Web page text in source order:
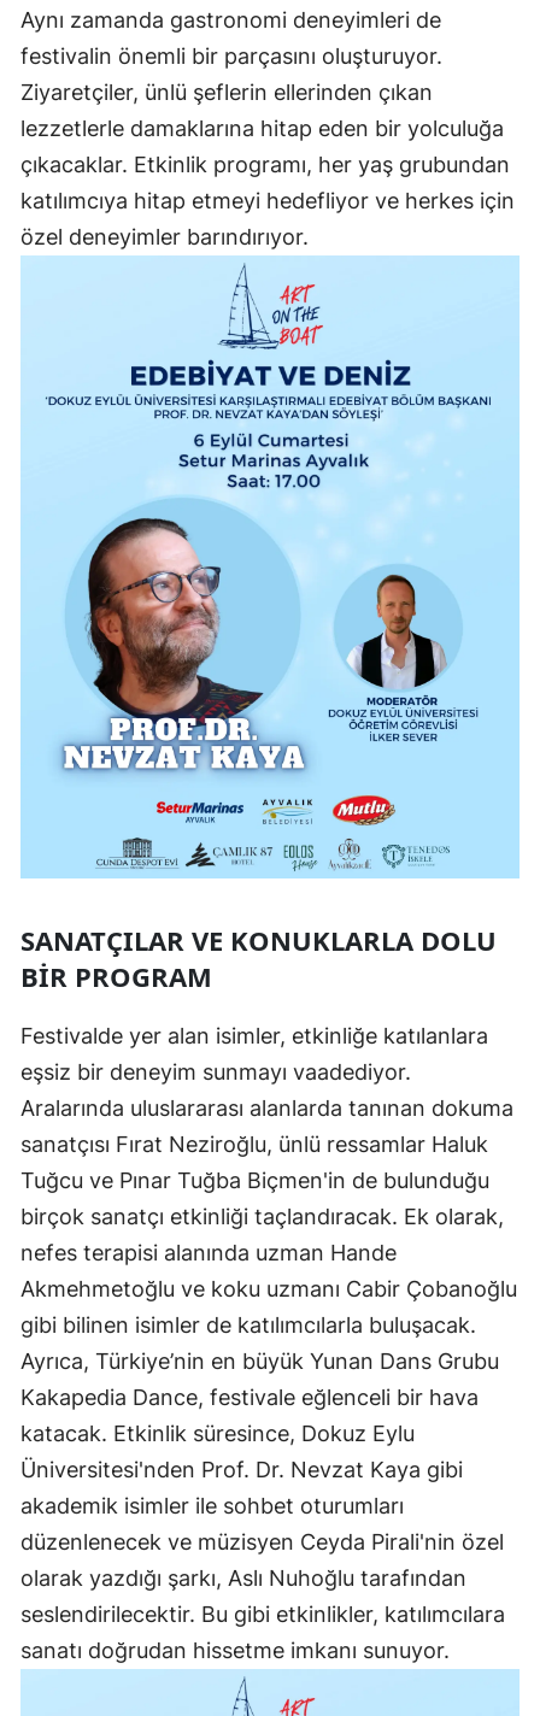
Aynı zamanda gastronomi deneyimleri de
festivalin önemli bir parçasını oluşturuyor.
Ziyaretçiler, ünlü şeflerin ellerinden çıkan
lezzetlerle damaklarına hitap eden bir yolculuğa
çıkacaklar. Etkinlik programı, her yaş grubundan
katılımcıya hitap etmeyi hedefliyor ve herkes için
özel deneyimler barındırıyor.
SANATÇILAR VE KONUKLARLA DOLU
BIR PROGRAM
Festivalde yer alan isimler, etkinliğe katılanlara
eşsiz bir deneyim sunmayı vaadediyor.
Aralarında uluslararası alanlarda tanınan dokuma
sanatçısı Fırat Neziroğlu, ünlü ressamlar Haluk
Tuğcu ve Pınar Tuğba Biçmen'in de bulunduğu
birçok sanatçı etkinliği taçlandıracak. Ek olarak,
nefes terapisi alanında uzman Hande
Akmehmetoğlu ve koku uzmanı Cabir Çobanoğlu
gibi bilinen isimler de katılımcılarla buluşacak.
Ayrıca, Türkiye’nin en büyük Yunan Dans Grubu
Kakapedia Dance, festivale eğlenceli bir hava
katacak. Etkinlik süresince, Dokuz Eylu
Üniversitesi'nden Prof. Dr. Nevzat Kaya gibi
akademik isimler ile sohbet oturumları
düzenlenecek ve müzisyen Ceyda Pirali'nin özel
olarak yazdığı şarkı, Aslı Nuhoğlu tarafından
seslendirilecektir. Bu gibi etkinlikler, katılımcılara
sanatı doğrudan hissetme imkanı sunuyor.